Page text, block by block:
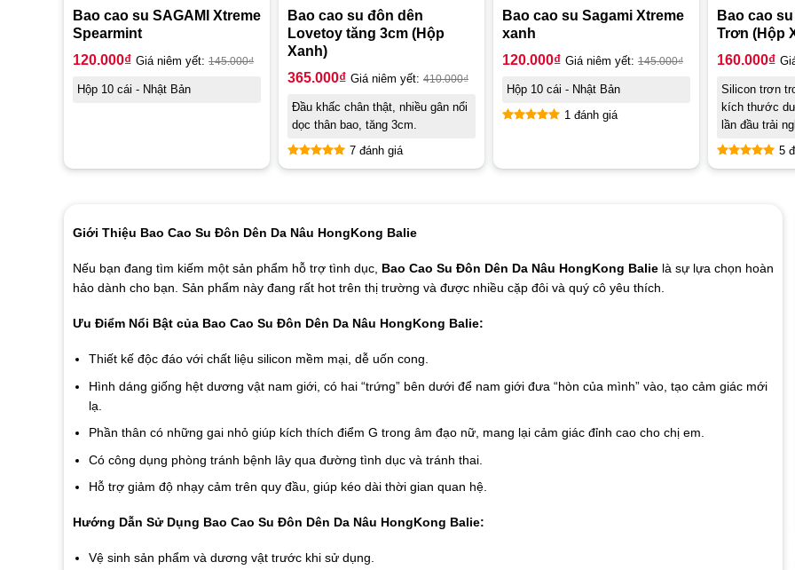
Bao cao su SAGAMI Xtreme
Spearmint
120.000₫ Giá niêm yết: 145.000₫
Hộp 10 cái - Nhật Bản
Bao cao su đôn dên
Lovetoy tăng 3cm (Hộp
Xanh)
Được xếp
365.000₫ Giá niêm yết: 410.000₫
Đầu khấc chân thật, nhiều gân nổi
dọc thân bao, tăng 3cm.
7 đánh giá
Bao cao su Sagami Xtreme
xanh
120.000₫ Giá niêm yết: 145.000₫
Hộp 10 cái - Nhật Bản
1 đánh giá
Bao cao
Trơn (Hộp
Được xếp
160.000₫
Silicon trơn
kích thước
lần đầu trải
5
Giới Thiệu Bao Cao Su Đôn Dên Da Nâu HongKong Balie
Nếu bạn đang tìm kiếm một sản phẩm hỗ trợ tình dục, Bao Cao Su Đôn Dên Da Nâu HongKong Balielà sự lựa chọn hoàn
hảo dành cho bạn. Sản phẩm này đang rất hot trên thị trường và được nhiều cặp đôi và quý cô yêu thích.
Ưu Điểm Nổi Bật của Bao Cao Su Đôn Dên Da Nâu HongKong Balie:
Thiết kế độc đáo với chất liệu silicon mềm mại, dễ uốn cong.
Hình dáng giống hệt dương vật nam giới, có hai “trứng” bên dưới để nam giới đưa “hòn của mình” vào, tạo cảm giác mới
lạ.
Phần thân có những gai nhỏ giúp kích thích điểm G trong âm đạo nữ, mang lại cảm giác đỉnh cao cho chị em.
Có công dụng phòng tránh bệnh lây qua đường tình dục và tránh thai.
Hỗ trợ giảm độ nhạy cảm trên quy đầu, giúp kéo dài thời gian quan hệ.
Hướng Dẫn Sử Dụng Bao Cao Su Đôn Dên Da Nâu HongKong Balie:
Vệ sinh sản phẩm và dương vật trước khi sử dụng.